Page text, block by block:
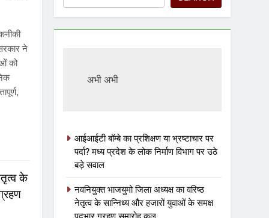
ने
को
के
अभी अभी
आईआईटी बॉम्बे का प्रशिक्षण या भ्रष्टाचार पर
पर्दा? मध्य प्रदेश के लोक निर्माण विभाग पर उठे
बड़े सवाल
नवनियुक्त भाजयुमो जिला अध्यक्ष का वरिष्ठ
नेतृत्व के सान्निध्य और हजारों युवाओं के समक्ष